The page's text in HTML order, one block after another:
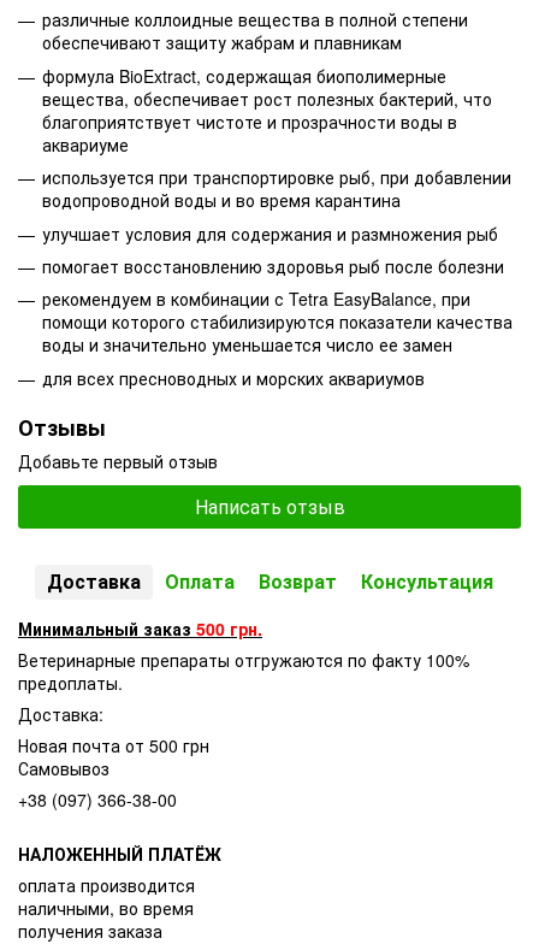
различные коллоидные вещества в полной степени
обеспечивают защиту жабрам и плавникам
формула BioExtract, содержащая биополимерные
вещества, обеспечивает рост полезных бактерий, что
благоприятствует чистоте и прозрачности воды в
аквариуме
используется при транспортировке рыб, при добавлении
водопроводной воды и во время карантина
улучшает условия для содержания и размножения рыб
помогает восстановлению здоровья рыб после болезни
рекомендуем в комбинации с Tetra EasyBalance, при
помощи которого стабилизируются показатели качества
воды и значительно уменьшается число ее замен
для всех пресноводных и морских аквариумов
Отзывы
Добавьте первый отзыв
Написать отзыв
Доставка Оплата Возврат Консультация
Минимальный заказ 500 грн.
Ветеринарные препараты отгружаются по факту 100%
предоплаты.
Доставка:
Новая почта от 500 грн
Самовывоз
+38 (097) 366-38-00
НАЛОЖЕННЫЙ ПЛАТЁЖ
оплата производится
наличными, во время
получения заказа